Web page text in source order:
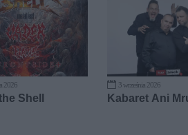
2026
Shell
3 września 2026
Kabaret Ani